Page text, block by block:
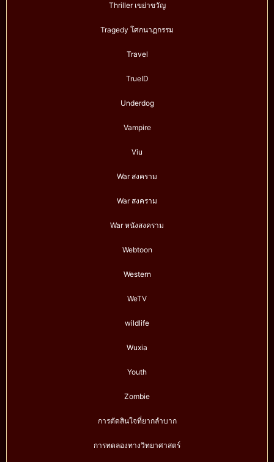
Thriller เขย่าขวัญ
Tragedy โศกนาฏกรรม
Travel
TrueID
Underdog
Vampire
Viu
War สงคราม
War สงคราม
War หนังสงคราม
Webtoon
Western
WeTV
wildlife
Wuxia
Youth
Zombie
การตัดสินใจที่ยากลำบาก
การทดลองทางวิทยาศาสตร์